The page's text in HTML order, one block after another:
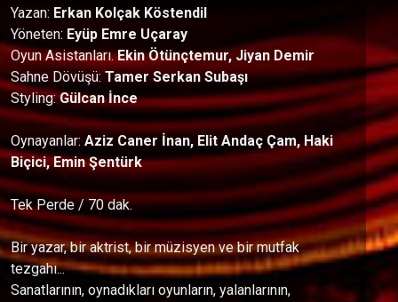
Yazan: Erkan Kolçak Köstendil
Yöneten: Eyüp Emre Uçaray
Oyun Asistanları.Ekin Ötünçtemur, Jiyan Demir
Sahne Dövüşü:Tamer Serkan Subaşı
Styling:Gülcan İnce
Oynayanlar: Aziz Caner İnan, Elit Andaç Çam, Haki
Biçici, Emin Şentürk
Tek Perde / 70 dak.
Bir yazar, bir aktrist, bir müzisyen ve bir mutfak
tezgahı...
Sanatlarının, oynadıkları oyunların, yalanlarının,